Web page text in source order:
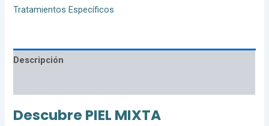
Tratamientos Específicos
Descripción
Descubre PIEL MIXTA